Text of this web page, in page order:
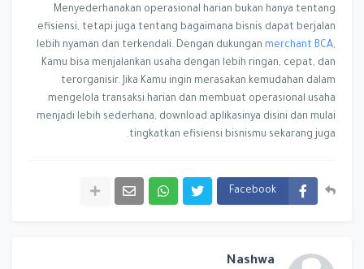
Menyederhanakan operasional harian bukan hanya tentang
efisiensi, tetapi juga tentang bagaimana bisnis dapat berjalan
lebih nyaman dan terkendali. Dengan dukungan merchant BCA,
Kamu bisa menjalankan usaha dengan lebih ringan, cepat, dan
terorganisir. Jika Kamu ingin merasakan kemudahan dalam
mengelola transaksi harian dan membuat operasional usaha
menjadi lebih sederhana, download aplikasinya disini dan mulai
tingkatkan efisiensi bisnismu sekarang juga.
Facebook
Nashwa